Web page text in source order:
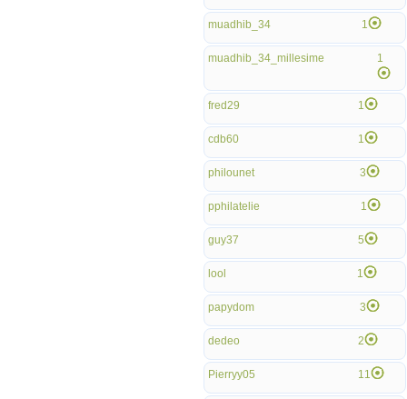
muadhib_34 1
muadhib_34_millesime 1
fred29 1
cdb60 1
philounet 3
pphilatelie 1
guy37 5
lool 1
papydom 3
dedeo 2
Pierryy05 11